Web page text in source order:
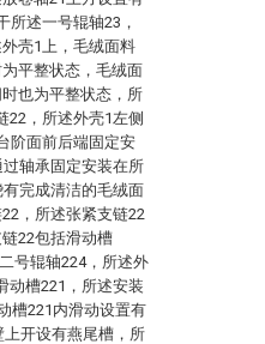
所述一号辊轴23，
壳1上，毛绒面料
平整状态，毛绒面
也为平整状态，所
22，所述外壳1左侧
阶面前后端固定安
轴承固定安装在所
完成清洁的毛绒面
，所述张紧支链22
22包括滑动槽
号辊轴224，所述外
动槽221，所述安装
槽221内滑动设置有
开设有燕尾槽，所